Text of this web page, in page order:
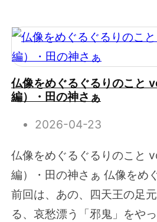
仏像をめぐるぐるりのこと
編）・田の神さぁ
2026-04-23
仏像をめぐるぐるりのこと
編）・田の神さぁ 仏像をめ
前回は、あの、四天王の足
る、哀愁漂う「邪鬼」をや